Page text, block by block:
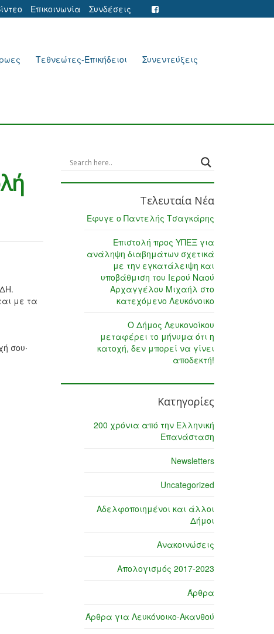
Επικοινωνία Συνδέσεις
Τεθνεώτες-Επικήδειοι Συνεντεύξεις
με τα
σου‧
Τελευταία Νέα
Έφυγε ο Παντελής Τσαγκάρης
Επιστολή προς ΥΠΕΞ για
ανάληψη διαβημάτων σχετικά
με την εγκατάλειψη και
υποβάθμιση του Ιερού Ναού
Αρχαγγέλου Μιχαήλ στο
κατεχόμενο Λευκόνοικο
Ο Δήμος Λευκονοίκου
μεταφέρει το μήνυμα ότι η
κατοχή, δεν μπορεί να γίνει
αποδεκτή!
Κατηγορίες
200 χρόνια από την Ελληνική
Επανάσταση
Newsletters
Uncategorized
Αδελφοποιημένοι και άλλοι
Δήμοι
Ανακοινώσεις
Απολογισμός 2017-2023
Άρθρα
Άρθρα για Λευκόνοικο-Ακανθού